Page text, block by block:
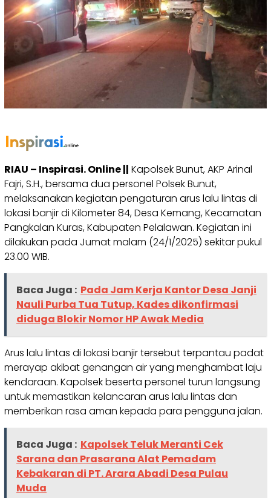
RIAU – Inspirasi. Online || Kapolsek Bunut, AKP Arinal
Fajri, S.H., bersama dua personel Polsek Bunut,
melaksanakan kegiatan pengaturan arus lalu lintas di
lokasi banjir di Kilometer 84, Desa Kemang, Kecamatan
Pangkalan Kuras, Kabupaten Pelalawan. Kegiatan ini
dilakukan pada Jumat malam (24/1/2025) sekitar pukul
23.00 WIB.
Baca Juga : Pada Jam Kerja Kantor Desa Janji
Nauli Purba Tua Tutup, Kades dikonfirmasi
diduga Blokir Nomor HP Awak Media
Arus lalu lintas di lokasi banjir tersebut terpantau padat
merayap akibat genangan air yang menghambat laju
kendaraan. Kapolsek beserta personel turun langsung
untuk memastikan kelancaran arus lalu lintas dan
memberikan rasa aman kepada para pengguna jalan.
Baca Juga : Kapolsek Teluk Meranti Cek
Sarana dan Prasarana Alat Pemadam
Kebakaran di PT. Arara Abadi Desa Pulau
Muda